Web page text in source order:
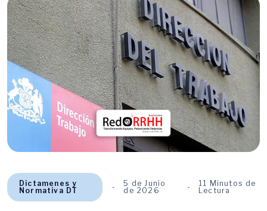
Dictamenes y
Normativa DT
5 de Junio
de 2026
11 Minutos de
Lectura